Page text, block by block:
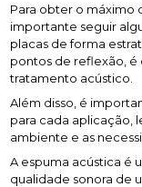
Para obter o máximo
importante seguir
placas de forma
pontos de reflexão, é
tratamento acústico.
Além disso, é
para cada aplicação,
ambiente e as
A espuma acústica é
qualidade sonora de